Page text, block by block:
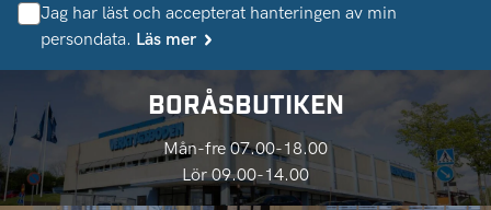
Jag har läst och accepterat hanteringen av min
persondata. Läs mer
BORÅSBUTIKEN
Mån-fre 07.00-18.00
Lör 09.00-14.00